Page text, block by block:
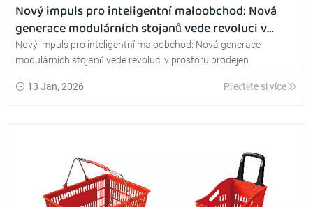
Nový impuls pro inteligentní maloobchod: Nová
generace modulárních stojanů vede revoluci v
prostoru prodejen
Nový impuls pro inteligentní maloobchod: Nová generace
modulárních stojanů vede revoluci v prostoru prodejen
13 Jan, 2026 Přečtěte si více